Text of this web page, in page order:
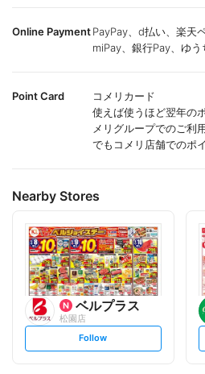
Online PaymentPayPay、d払い、楽天
miPay、銀行Pay、ゆ
Point Card
コメリカード
使えば使うほど翌年の
メリグループでのご利
でもコメリ店舗でのポ
Nearby Stores
ベルプラス
松園店
s
t
Follow